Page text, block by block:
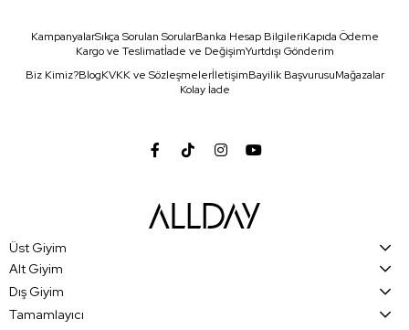
KampanyalarSıkça Sorulan SorularBanka Hesap BilgileriKapıda Ödeme
Kargo ve Teslimatİade ve DeğişimYurtdışı Gönderim
Biz Kimiz?BlogKVKK ve SözleşmelerİletişimBayilik BaşvurusuMağazalar
Kolay İade
Üst Giyim
Alt Giyim
Dış Giyim
Tamamlayıcı